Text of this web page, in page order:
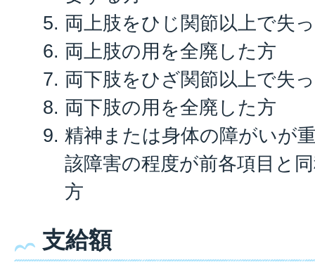
両上肢をひじ関節以上で失
両上肢の用を全廃した方
両下肢をひざ関節以上で失
両下肢の用を全廃した方
精神または身体の障がいが
該障害の程度が前各項目と
方
支給額